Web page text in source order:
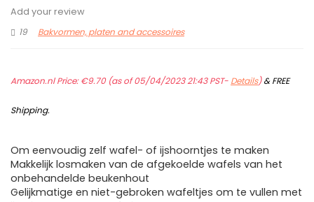
Add your review
19
Bakvormen, platen and accessoires
Amazon.nl Price:€9.70(as of 05/04/2023 21:43 PST- Details)&FREE
Shipping.
Om eenvoudig zelf wafel- of ijshoorntjes te maken
Makkelijk losmaken van de afgekoelde wafels van het
onbehandelde beukenhout
Gelijkmatige en niet-gebroken wafeltjes om te vullen met